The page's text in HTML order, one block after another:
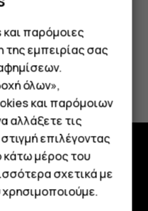
χρήσης
παρόμοιες
της εμπειρίας σας
όλων»,
και παρόμοιων
αλλάξετε τις
επιλέγοντας
κάτω μέρος του
σχετικά με